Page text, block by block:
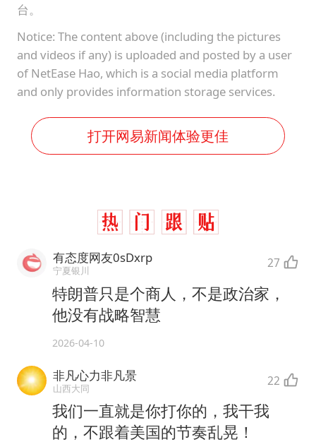
台。
Notice: The content above (including the pictures
and videos if any) is uploaded and posted by a user
of NetEase Hao, which is a social media platform
and only provides information storage services.
打开网易新闻体验更佳
有态度网友0sDxrp
宁夏银川 27
特朗普只是个商人，不是政治家，
他没有战略智慧
2026-04-10
非凡心力非凡景
山西大同 22
我们一直就是你打你的，我干我
的，不跟着美国的节奏乱晃！